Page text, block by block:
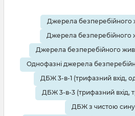
Джерела безперебійного
Джерела безперебійного
Джерела безперебійного
Однофазні джерела
ДБЖ 3-в-1 (трифазний вхід,
ДБЖ 3-в-3 (трифазний вхід,
ДБЖ з чистою